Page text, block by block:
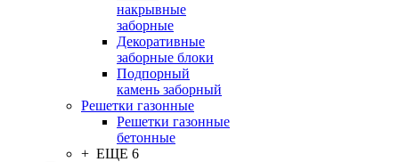
накрывные
заборные
Декоративные
заборные блоки
Подпорный
камень заборный
Решетки газонные
Решетки газонные
бетонные
+ ЕЩЕ 6